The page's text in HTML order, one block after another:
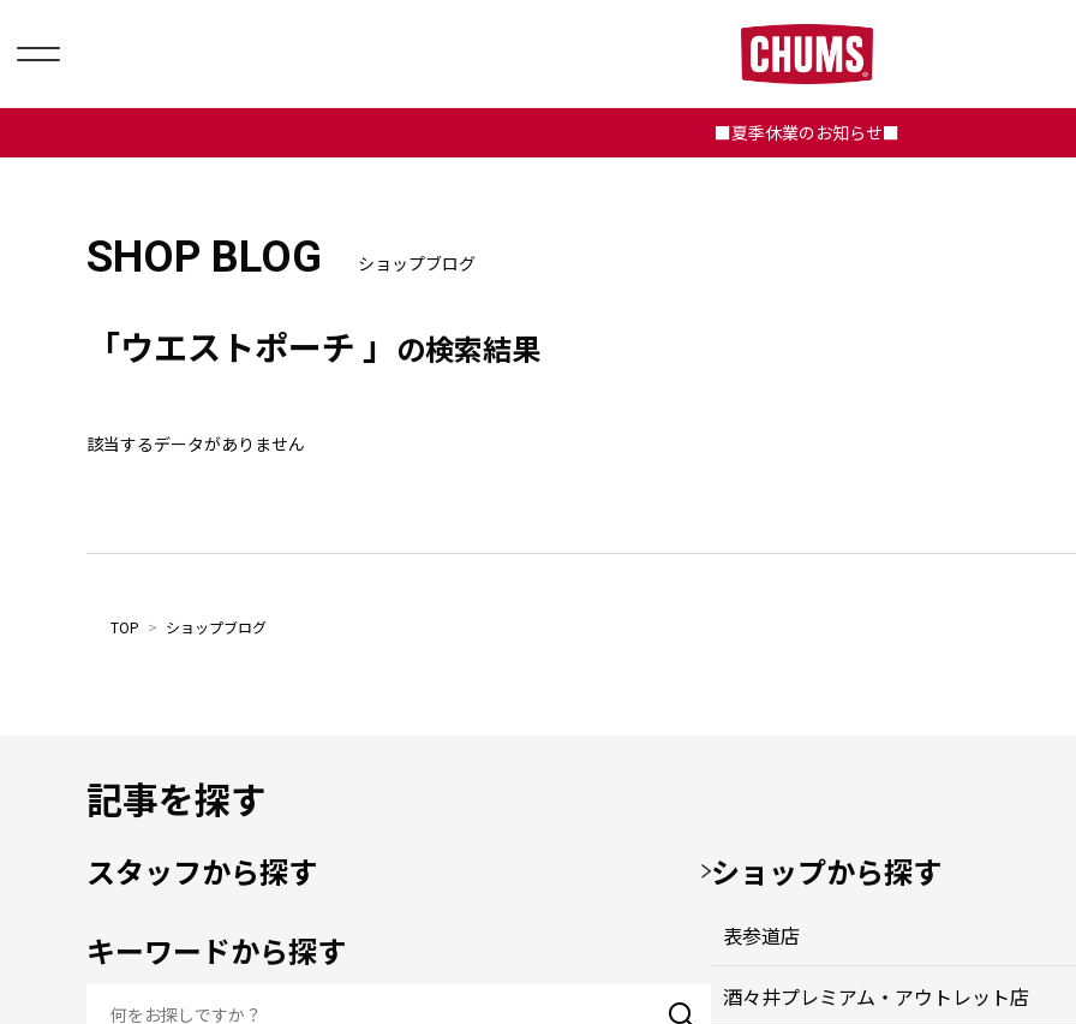
■夏季休業のお知らせ■
SHOP BLOG ショップブログ
「ウエストポーチ 」 の検索結果
該当するデータがありません
TOP > ショップブログ
記事を探す
スタッフから探す
キーワードから探す
ショップから探す
表参道店
酒々井プレミアム・アウトレット店